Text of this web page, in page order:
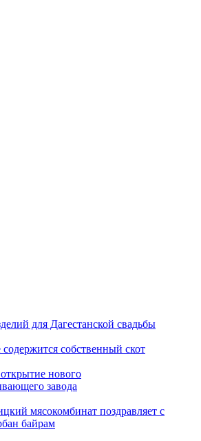
для Дагестанской свадьбы
собственный скот
нового
завода
мясокомбинат поздравляет с
байрам